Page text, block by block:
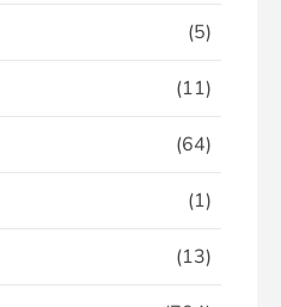
(5)
(11)
(64)
(1)
(13)